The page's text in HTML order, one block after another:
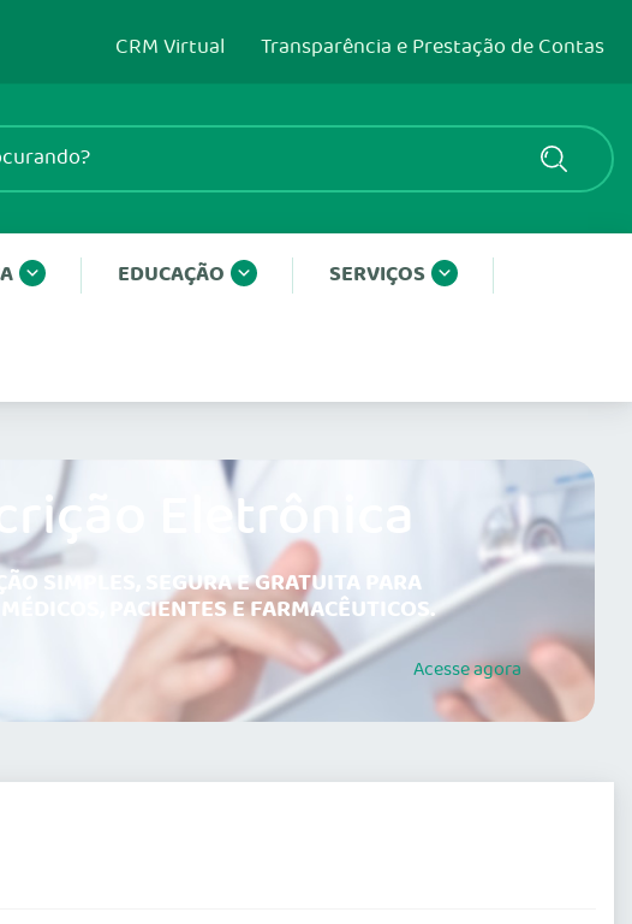
CRM Virtual Transparência e Prestação de Contas
EDUCAÇÃO SERVIÇOS
Eletrônica
SIMPLES, SEGURA E GRATUITA PARA
PACIENTES E FARMACÊUTICOS.
Acesseagora